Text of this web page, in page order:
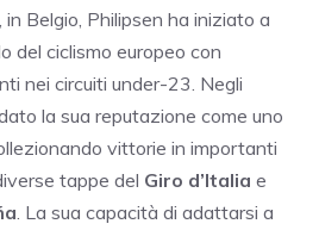
, in Belgio, Philipsen ha iniziato a
del ciclismo europeo con
nei circuiti under-23. Negli
la sua reputazione come uno
vittorie in importanti
tappe del Giro d’Italia e
. La sua capacità di adattarsi a